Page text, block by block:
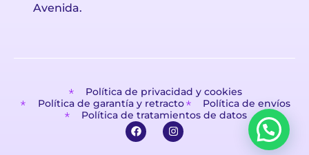
Avenida.
Política de privacidad y cookies
Política de garantía y retracto
Política de envíos
Política de tratamientos de datos
F
a
c
I
n
s